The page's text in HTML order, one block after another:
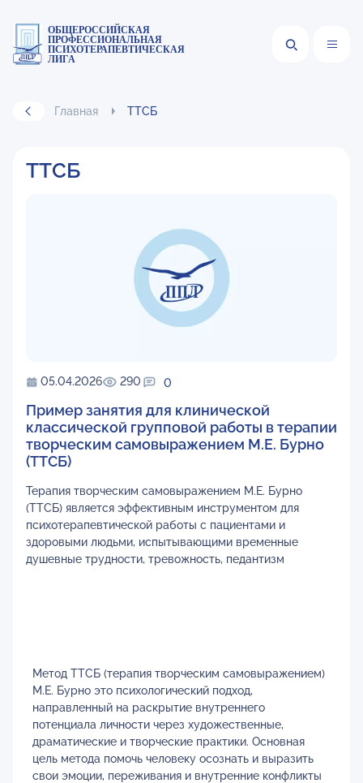
ОБЩЕРОССИЙСКАЯ
ПРОФЕССИОНАЛЬНАЯ
ПСИХОТЕРАПЕВТИЧЕСКАЯ
ЛИГА
Главная ТТСБ
ТТСБ
05.04.2026 290 0
Пример занятия для клинической
классической групповой работы в терапии
творческим самовыражением М.Е. Бурно
(ТТСБ)
Терапия творческим самовыражением М.Е. Бурно
(ТТСБ) является эффективным инструментом для
психотерапевтической работы с пациентами и
здоровыми людьми, испытывающими временные
душевные трудности, тревожность, педантизм
Метод ТТСБ (терапия творческим самовыражением)
М.Е. Бурно это психологический подход,
направленный на раскрытие внутреннего
потенциала личности через художественные,
драматические и творческие практики. Основная
цель метода помочь человеку осознать и выразить
свои эмоции, переживания и внутренние конфликты